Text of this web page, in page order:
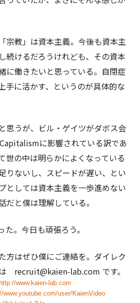
宗教」は資本主義。今後も資本主
続けるだろうけれども、その資本
に働きたいと思っている。自閉症
手に活かす、というのが具体的な
思うが、ビル・ゲイツがダボス会
に影響されている訳であ
世の中は明らかによくなっている
りないし、スピードが遅い、とい
としては資本主義を一歩進めない
だと僕は理解している。
。今日も頑張ろう。
方はぜひ僕にご連絡を。ダイレク
recruit@kaien-lab.com です。
http://www.kaien-lab.com
www.youtube.com/user/KaienVideo